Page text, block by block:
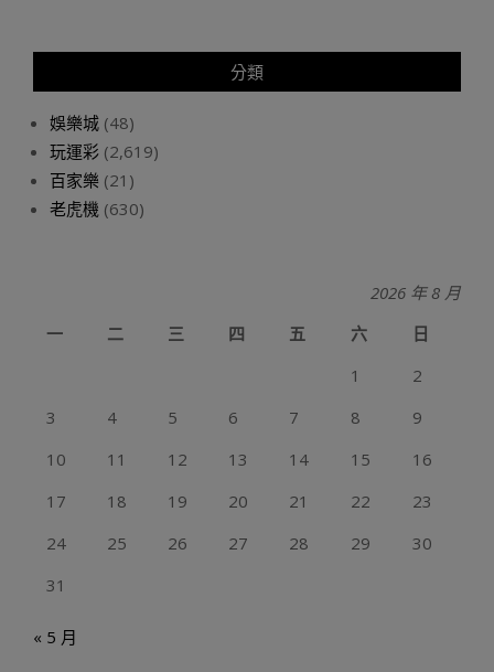
分類
娛樂城 (48)
玩運彩 (2,619)
百家樂 (21)
老虎機 (630)
2026 年 8 月
一
二 三 四 五 六
日
1
2
3
4 5 6 7 8
9
10
11 12 13 14 15
16
17
18 19 20 21 22
23
24
25 26 27 28 29
30
31
« 5 月